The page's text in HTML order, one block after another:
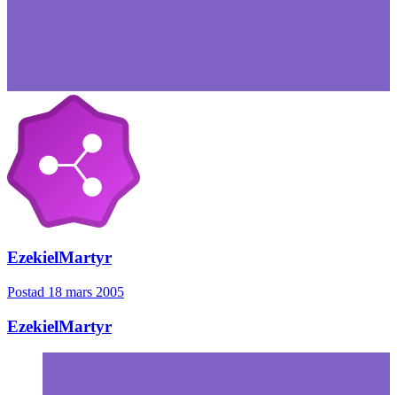
EzekielMartyr
Postad 18 mars 2005
EzekielMartyr